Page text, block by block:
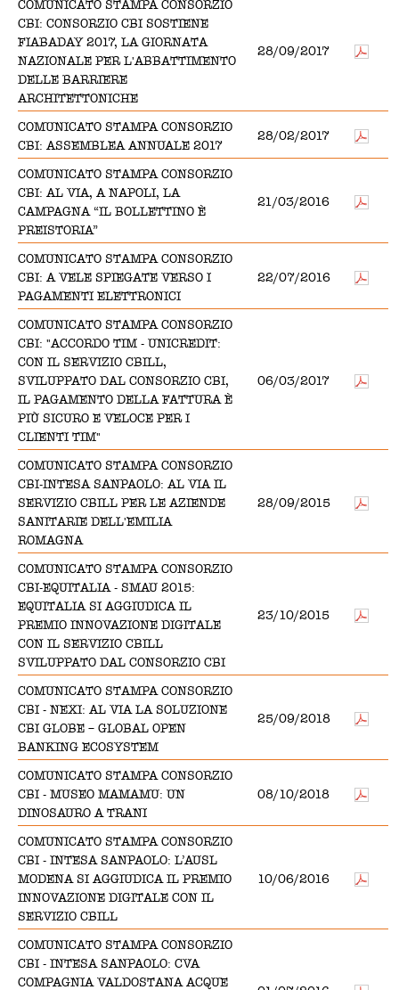
COMUNICATO STAMPA CONSORZIO
CBI: CONSORZIO CBI SOSTIENE
FIABADAY 2017, LA GIORNATA
NAZIONALE PER L'ABBATTIMENTO
DELLE BARRIERE
ARCHITETTONICHE
28/09/2017
COMUNICATO STAMPA CONSORZIO
CBI: ASSEMBLEA ANNUALE 2017
28/02/2017
COMUNICATO STAMPA CONSORZIO
CBI: AL VIA, A NAPOLI, LA
CAMPAGNA “IL BOLLETTINO È
PREISTORIA”
21/03/2016
COMUNICATO STAMPA CONSORZIO
CBI: A VELE SPIEGATE VERSO I
PAGAMENTI ELETTRONICI
22/07/2016
COMUNICATO STAMPA CONSORZIO
CBI: "ACCORDO TIM - UNICREDIT:
CON IL SERVIZIO CBILL,
SVILUPPATO DAL CONSORZIO CBI,
IL PAGAMENTO DELLA FATTURA È
PIÙ SICURO E VELOCE PER I
CLIENTI TIM"
06/03/2017
COMUNICATO STAMPA CONSORZIO
CBI-INTESA SANPAOLO: AL VIA IL
SERVIZIO CBILL PER LE AZIENDE
SANITARIE DELL'EMILIA
ROMAGNA
28/09/2015
COMUNICATO STAMPA CONSORZIO
CBI-EQUITALIA - SMAU 2015:
EQUITALIA SI AGGIUDICA IL
PREMIO INNOVAZIONE DIGITALE
CON IL SERVIZIO CBILL
SVILUPPATO DAL CONSORZIO CBI
23/10/2015
COMUNICATO STAMPA CONSORZIO
CBI - NEXI: AL VIA LA SOLUZIONE
CBI GLOBE – GLOBAL OPEN
BANKING ECOSYSTEM
25/09/2018
COMUNICATO STAMPA CONSORZIO
CBI - MUSEO MAMAMU: UN
DINOSAURO A TRANI
08/10/2018
COMUNICATO STAMPA CONSORZIO
CBI - INTESA SANPAOLO: L’AUSL
MODENA SI AGGIUDICA IL PREMIO
INNOVAZIONE DIGITALE CON IL
SERVIZIO CBILL
10/06/2016
COMUNICATO STAMPA CONSORZIO
CBI - INTESA SANPAOLO: CVA
COMPAGNIA VALDOSTANA ACQUE